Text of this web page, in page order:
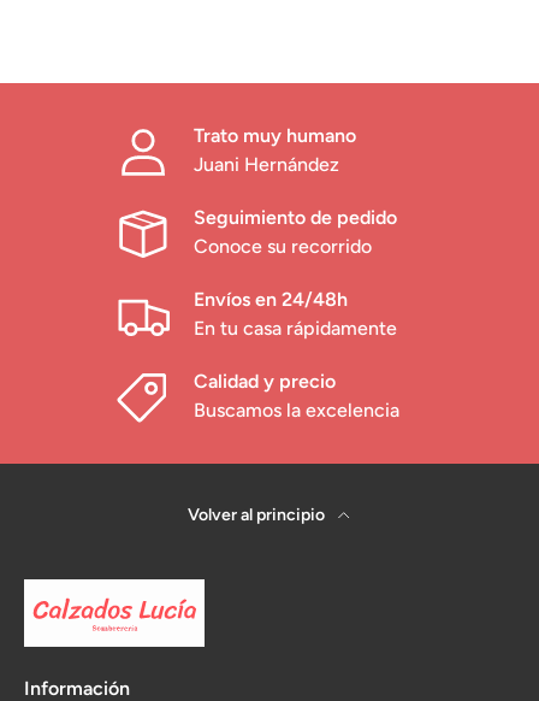
Trato muy humano
Juani Hernández
Seguimiento de pedido
Conoce su recorrido
Envíos en 24/48h
En tu casa rápidamente
Calidad y precio
Buscamos la excelencia
Volver al principio
Información